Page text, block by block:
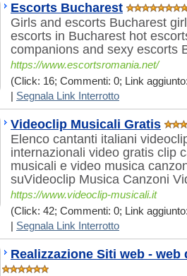
Escorts Bucharest
Girls and escorts Bucharest
escorts in Bucharest hot
companions and sexy escorts
https://www.escortsromania.net/
(Click: 16; Commenti: 0; Link
Segnala Link Interrotto
Videoclip Musicali Gratis
Elenco cantanti italiani
internazionali video gratis clip
musicali e video musica
suVideoclip Musica Canzoni
https://www.videoclip-musicali.it
(Click: 42; Commenti: 0; Link
Segnala Link Interrotto
Realizzazione Siti web -